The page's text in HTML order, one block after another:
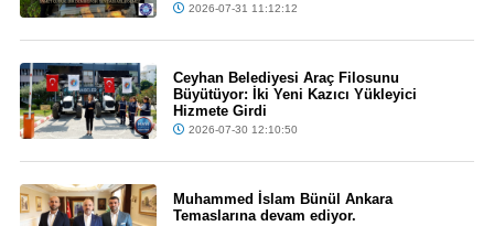
2026-07-31 11:12:12
Ceyhan Belediyesi Araç Filosunu
Büyütüyor: İki Yeni Kazıcı Yükleyici
Hizmete Girdi
2026-07-30 12:10:50
Muhammed İslam Bünül Ankara
Temaslarına devam ediyor.